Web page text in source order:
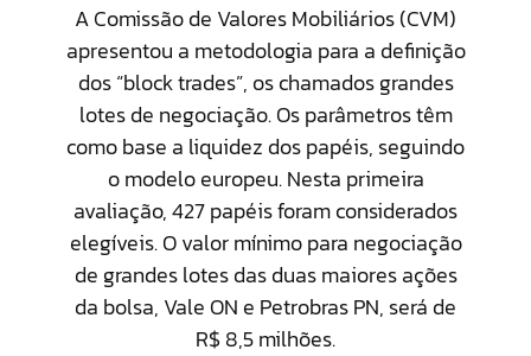
A Comissão de Valores Mobiliários (CVM)
apresentou a metodologia para a definição
dos “block trades”, os chamados grandes
lotes de negociação. Os parâmetros têm
como base a liquidez dos papéis, seguindo
o modelo europeu. Nesta primeira
avaliação, 427 papéis foram considerados
elegíveis. O valor mínimo para negociação
de grandes lotes das duas maiores ações
da bolsa, Vale ON e Petrobras PN, será de
R$ 8,5 milhões.